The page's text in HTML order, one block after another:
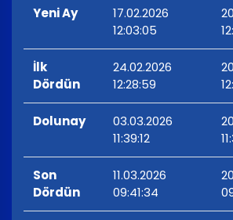
Yeni Ay
17.02.2026
12:03:05
İlk
Dördün
24.02.2026
12:28:59
Dolunay
03.03.2026
11:39:12
Son
Dördün
11.03.2026
09:41:34